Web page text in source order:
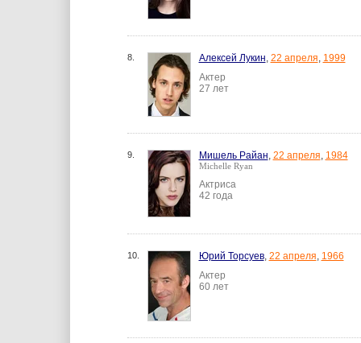
8. Алексей Лукин, 22 апреля, 1999
Актер
27 лет
9. Мишель Райан, 22 апреля, 1984
Michelle Ryan
Актриса
42 года
10. Юрий Торсуев, 22 апреля, 1966
Актер
60 лет